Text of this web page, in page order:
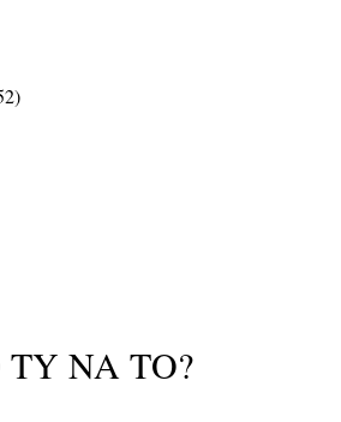
TY NA TO?